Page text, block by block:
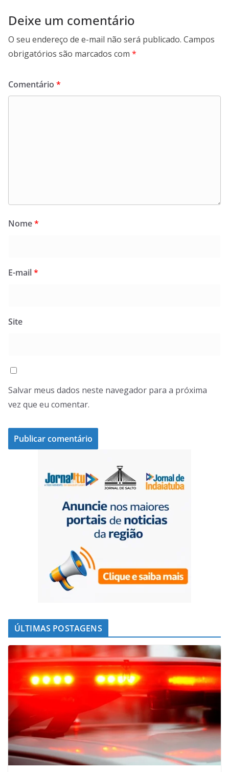
Deixe um comentário
O seu endereço de e-mail não será publicado. Campos
obrigatórios são marcados com *
Comentário *
Nome*
E-mail*
Site
Salvar meus dados neste navegador para a próxima
vez que eu comentar.
ÚLTIMAS POSTAGENS